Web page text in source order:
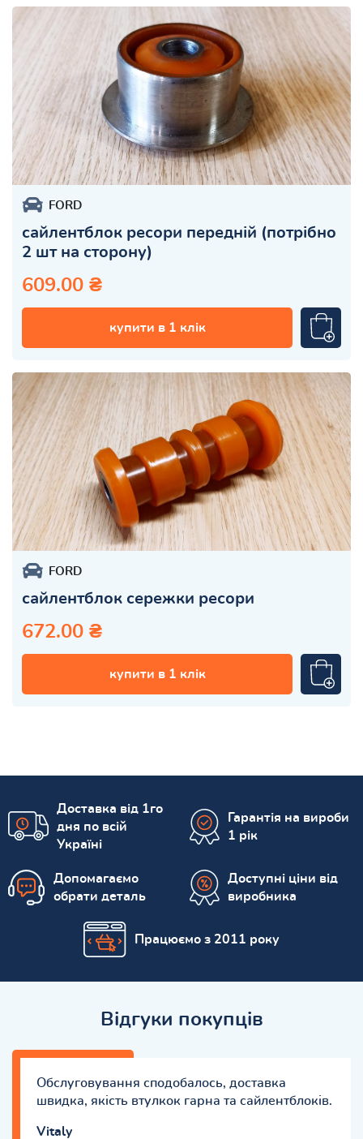
FORD
сайлентблок ресори передній (потрібно
2 шт на сторону)
609.00 ₴
купити в 1 клік
FORD
сайлентблок сережки ресори
672.00 ₴
купити в 1 клік
Доставка від 1го
дня по всій
Україні
Гарантія на вироби
1 рік
Допомагаємо
обрати деталь
Доступні ціни від
виробника
Працюємо з 2011 року
Відгуки покупців
Обслуговування сподобалось, доставка
швидка, якість втулкок гарна та сайлентблоків.
Vitaly